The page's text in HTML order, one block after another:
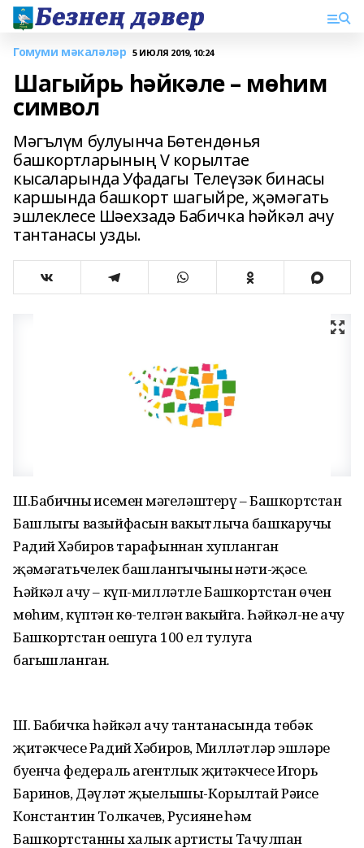
Гомуми мәкаләләр 5 ИЮЛЯ 2019, 10:24
Шагыйрь һәйкәле – мөһим
символ
Мәгълүм булуынча Бөтендөнья
башкортларының V корылтае
кысаларында Уфадагы Телеүзәк бинасы
каршында башкорт шагыйре, җәмәгать
эшлеклесе Шәехзадә Бабичка һәйкәл ачу
тантанасы узды.
Ш.Бабичның исемен мәңгеләштерү – Башкортстан
Башлыгы вазыйфасын вакытлыча башкаручы
Радий Хәбиров тарафыннан хупланган
җәмәгатьчелек башлангычының нәти-җәсе.
Һәйкәл ачу – күп-милләтле Башкортстан өчен
мөһим, күптән кө-телгән вакыйга. Һәйкәл-не ачу
Башкортстан оешуга 100 ел тулуга
багышланган.
Ш. Бабичка һәйкәл ачу тантанасында төбәк
җитәкчесе Радий Хәбиров, Милләтләр эшләре
буенча федераль агентлык җитәкчесе Игорь
Баринов, Дәүләт җыелышы-Корылтай Рәисе
Константин Толкачев, Русиянең һәм
Башкортстанның халык артисты Таңчулпан